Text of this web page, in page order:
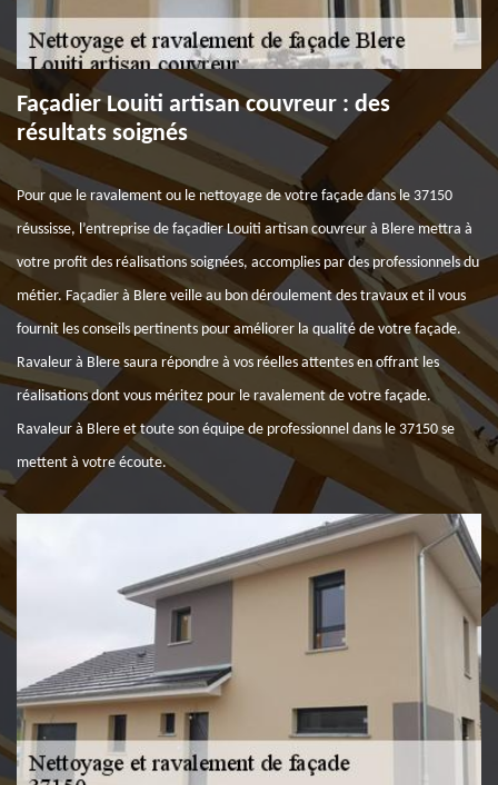
Façadier Louiti artisan couvreur : des
résultats soignés
Pour que le ravalement ou le nettoyage de votre façade dans le 37150
réussisse, l’entreprise de façadier Louiti artisan couvreur à Blere mettra à
votre profit des réalisations soignées, accomplies par des professionnels du
métier. Façadier à Blere veille au bon déroulement des travaux et il vous
fournit les conseils pertinents pour améliorer la qualité de votre façade.
Ravaleur à Blere saura répondre à vos réelles attentes en offrant les
réalisations dont vous méritez pour le ravalement de votre façade.
Ravaleur à Blere et toute son équipe de professionnel dans le 37150 se
mettent à votre écoute.